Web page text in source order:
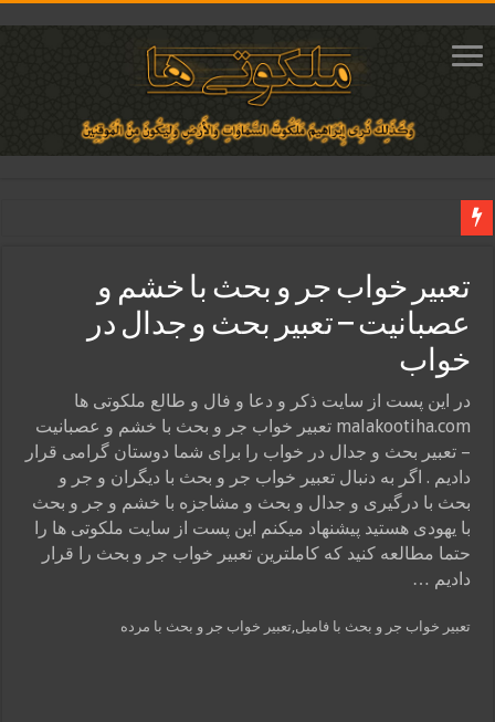
ختم آیات ۲ و ۳ سوره طلاق برای افزایش رزق و روزی | روش ختم، متن آیات و فضیلت
آیات قرآنی برای استجابت دعا و آسان شدن کارها و برآورده شدن حاجت
قویترین ذکر استجابت دعا و حاجت روایی | ذکر اسماء الحسنی برآورده شدن حاجت
دعای افزایش رزق و روزی و ثروتمند شدن | متن دعا و اذکار مجرب
تعبیر خواب جر و بحث با خشم و
عصبانیت – تعبیر بحث و جدال در
خواب
در این پست از سایت ذکر و دعا و فال و طالع ملکوتی ها
malakootiha.com تعبیر خواب جر و بحث با خشم و عصبانیت
– تعبیر بحث و جدال در خواب را برای شما دوستان گرامی قرار
دادیم . اگر به دنبال تعبیر خواب جر و بحث با دیگران و جر و
بحث با درگیری و جدال و بحث و مشاجزه با خشم و جر و بحث
با یهودی هستید پیشنهاد میکنم این پست از سایت ملکوتی ها را
حتما مطالعه کنید که کاملترین تعبیر خواب جر و بحث را قرار
دادیم …
تعبیر خواب جر و بحث با فامیل,تعبیر خواب جر و بحث با مرده